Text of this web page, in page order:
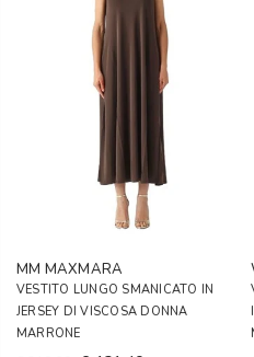
MM MAXMARA
VESTITO LUNGO SMANICATO IN
JERSEY DI VISCOSA DONNA
MARRONE